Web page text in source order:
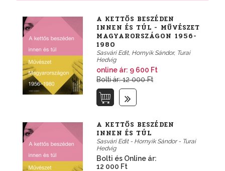
A KETTŐS BESZÉDEN
INNEN ÉS TÚL - MŰVÉSZET
MAGYARORSZÁGON 1956-
1980
Sasvári Edit, Hornyik Sándor, Turai
Hedvig
online ár: 9 600 Ft
Bolti ár: 12 000 Ft
A KETTŐS BESZÉDEN
INNEN ÉS TÚL
Sasvári Edit - Hornyik Sándor - Turai
Hedvig
Bolti és Online ár:
12 000 Ft